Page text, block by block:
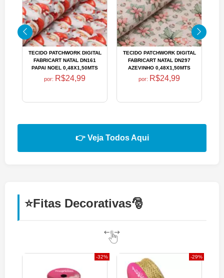
TECIDO PATCHWORK DIGITAL
FABRICART NATAL DN161
PAPAI NOEL 0,48X1,50MTS
por: R$24,99
TECIDO PATCHWORK DIGITAL
FABRICART NATAL DN297
AZEVINHO 0,48X1,50MTS
por: R$24,99
👉 Veja Todos Aqui
⭐Fitas Decorativas🎅
32% 29%